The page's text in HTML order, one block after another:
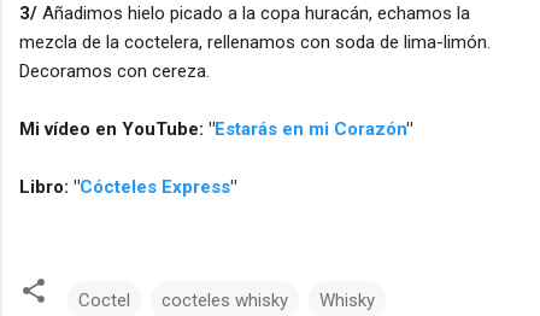
3/ Añadimos hielo picado a la copa huracán, echamos la
mezcla de la coctelera, rellenamos con soda de lima-limón.
Decoramos con cereza.
Mi vídeo en YouTube: "Estarás en mi Corazón"
Libro: "Cócteles Express"
Coctel cocteles whisky Whisky